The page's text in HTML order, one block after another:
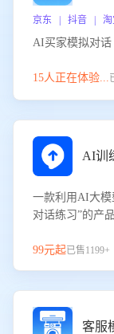
京东 | 抖音 | 淘
AI买家模拟对话
15人正在体验...
AI训
一款利用AI大模
对话练习”的产
服能力。
99元起已售1199+
客服